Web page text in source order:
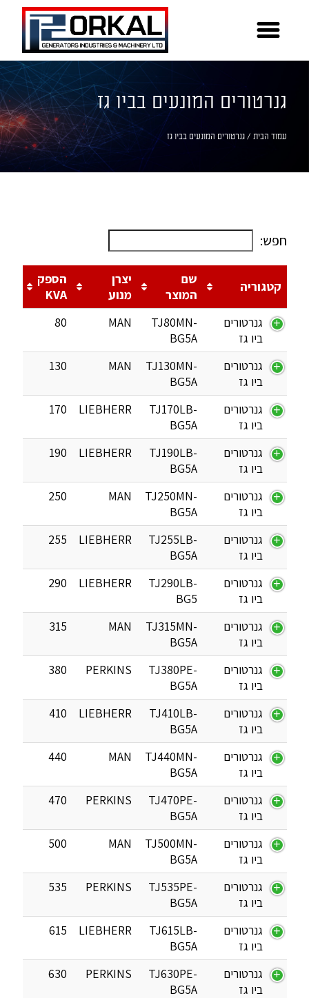
גנרטורים המונעים בביו גז
עמוד הבית / גנרטורים המונעים בביו גז
חפש:
קטגוריה
שם
המוצר
יצרן
מנוע
הספק
KVA
גנרטורים
ביו גז
TJ80MN-
BG5A
MAN
80
גנרטורים
ביו גז
TJ130MN-
BG5A
MAN
130
גנרטורים
ביו גז
TJ170LB-
BG5A
LIEBHERR
170
גנרטורים
ביו גז
TJ190LB-
BG5A
LIEBHERR
190
גנרטורים
ביו גז
TJ250MN-
BG5A
MAN
250
גנרטורים
ביו גז
TJ255LB-
BG5A
LIEBHERR
255
גנרטורים
ביו גז
TJ290LB-
BG5
LIEBHERR
290
גנרטורים
ביו גז
TJ315MN-
BG5A
MAN
315
גנרטורים
ביו גז
TJ380PE-
BG5A
PERKINS
380
גנרטורים
ביו גז
TJ410LB-
BG5A
LIEBHERR
410
גנרטורים
ביו גז
TJ440MN-
BG5A
MAN
440
גנרטורים
ביו גז
TJ470PE-
BG5A
PERKINS
470
גנרטורים
ביו גז
TJ500MN-
BG5A
MAN
500
גנרטורים
ביו גז
TJ535PE-
BG5A
PERKINS
535
גנרטורים
ביו גז
TJ615LB-
BG5A
LIEBHERR
615
גנרטורים
ביו גז
TJ630PE-
BG5A
PERKINS
630